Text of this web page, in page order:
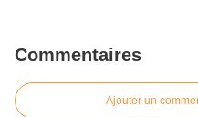
Commentaires
Ajouter un